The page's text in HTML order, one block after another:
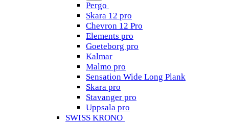
Pergo
Skara 12 pro
Chevron 12 Pro
Elements pro
Goeteborg pro
Kalmar
Malmo pro
Sensation Wide Long Plank
Skara pro
Stavanger pro
Uppsala pro
SWISS KRONO